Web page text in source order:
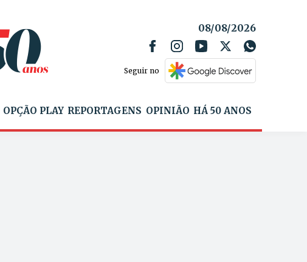
08/08/2026
Seguir no
OPÇÃO PLAY REPORTAGENS OPINIÃO HÁ 50 ANOS